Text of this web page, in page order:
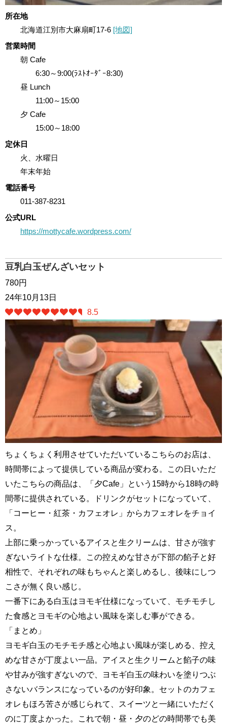
所在地
北海道江別市大麻扇町17-6 [地図]
営業時間
朝 Cafe
6:30～9:00(ﾗｽﾄｵｰﾀﾞｰ8:30)
昼 Lunch
11:00～15:00
夕 Cafe
15:00～18:00
定休日
火、水曜日
年末年始
電話番号
011-387-8231
公式URL
https://mottycafe.wordpress.com/
豆乳白玉ぜんざいセット
780円
24年10月13日
8.5
ちょくちょく利用させていただいているこちらのお店は、
時間帯によって提供している商品が変わる。この日いただ
いたこちらの商品は、「夕Cafe」という15時から18時の時
間帯に提供されている。ドリンクがセットになっていて、
「コーヒー・紅茶・カフェオレ」からカフェオレをチョイ
ス。
上部に乗っかっているアイスと生クリームは、甘さが強す
ぎないライトな仕様。この控えめな甘さが下部の餡子と好
相性で、それぞれの味もちゃんと楽しめるし、後味にしつ
こさが無く良い感じ。
一番下にある白玉はヨモギ仕様になっていて、モチモチし
た食感とヨモギの心地よい風味を楽しむ事ができる。
「まとめ」
ヨモギ白玉のモチモチ感と心地よい風味が楽しめる、控え
めな甘さが丁度よい一品。アイスと生クリームと餡子の味
や甘みが強すぎないので、ヨモギ白玉の味わいを塗りつぶ
さないバランスになっているのが好印象。セットのカフェ
オレもほろ苦さが感じられて、スイーツと一緒にいただく
のに丁度よかった。これで朝・昼・夕のどの時間帯でも美